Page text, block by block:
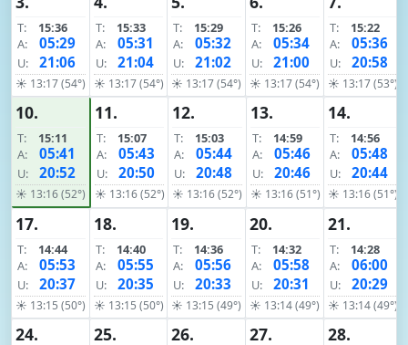
T:
15:36
A:
05:29
U: 21:06
☀ 13:17 (54°)
T:
15:33
A:
05:31
U: 21:04
☀ 13:17 (54°)
T:
15:29
A:
05:32
U: 21:02
☀ 13:17 (54°)
T:
15:26
A:
05:34
U: 21:00
☀ 13:17 (54°)
T:
15:22
A:
05:36
U: 20:58
☀ 13:17 (53°)
10.
T:
15:11
A:
05:41
U: 20:52
☀ 13:16 (52°)
11.
T:
15:07
A:
05:43
U: 20:50
☀ 13:16 (52°)
12.
T:
15:03
A:
05:44
U: 20:48
☀ 13:16 (52°)
13.
T:
14:59
A:
05:46
U: 20:46
☀ 13:16 (51°)
14.
T:
14:56
A:
05:48
U: 20:44
☀ 13:16 (51°)
17.
T:
14:44
A:
05:53
U: 20:37
☀ 13:15 (50°)
18.
T:
14:40
A:
05:55
U: 20:35
☀ 13:15 (50°)
19.
T:
14:36
A:
05:56
U: 20:33
☀ 13:15 (49°)
20.
T:
14:32
A:
05:58
U: 20:31
☀ 13:14 (49°)
21.
T:
14:28
A:
06:00
U: 20:29
☀ 13:14 (49°)
24. 25. 26. 27. 28.